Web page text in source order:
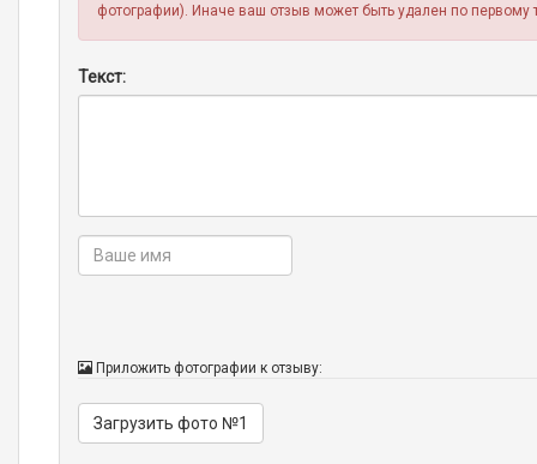
фотографии). Иначе ваш отзыв может быть удален по первому
Текст:
Приложить фотографии к отзыву:
Загрузить фото №1